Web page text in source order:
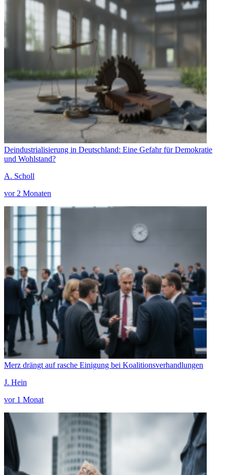
Deindustrialisierung in Deutschland: Eine Gefahr für Demokratie
und Wohlstand?
A. Scholl
vor 2 Monaten
Merz drängt auf rasche Einigung bei Koalitionsverhandlungen
J. Hein
vor 1 Monat